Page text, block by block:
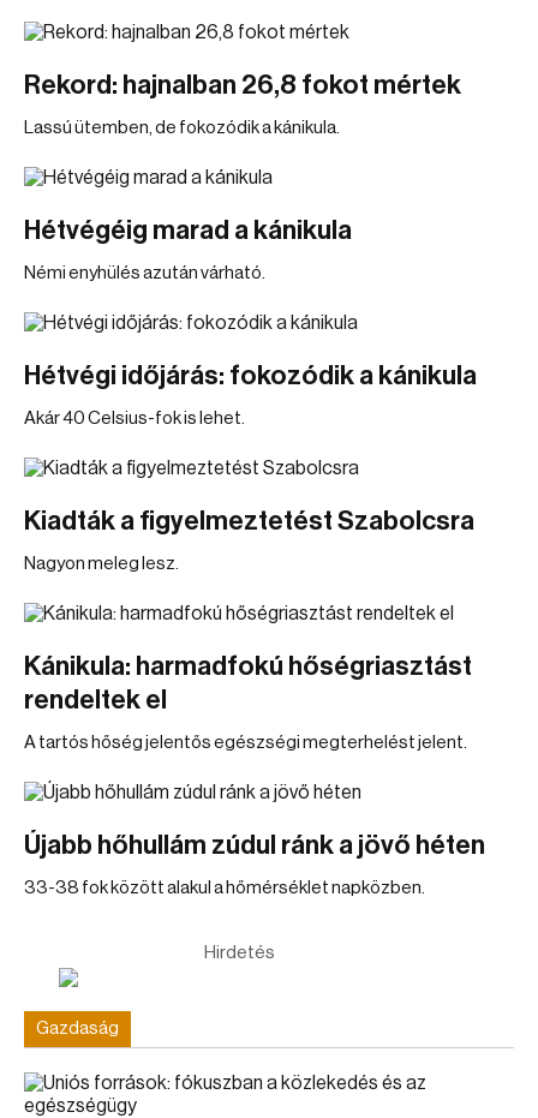
Rekord: hajnalban 26,8 fokot mértek
Lassú ütemben, de fokozódik a kánikula.
Hétvégéig marad a kánikula
Némi enyhülés azután várható.
Hétvégi időjárás: fokozódik a kánikula
Akár 40 Celsius-fok is lehet.
Kiadták a figyelmeztetést Szabolcsra
Nagyon meleg lesz.
Kánikula: harmadfokú hőségriasztást
rendeltek el
A tartós hőség jelentős egészségi megterhelést jelent.
Újabb hőhullám zúdul ránk a jövő héten
33-38 fok között alakul a hőmérséklet napközben.
Hirdetés
Gazdaság